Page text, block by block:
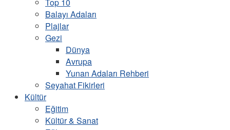
Balayı Adaları
Plajlar
Gezi
Dünya
Avrupa
Yunan Adaları Rehberi
Seyahat Fikirleri
Kültür
Eğitim
Kültür & Sanat